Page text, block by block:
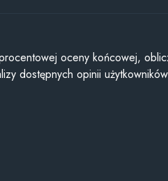
oceny końcowej,
dostępnych opinii